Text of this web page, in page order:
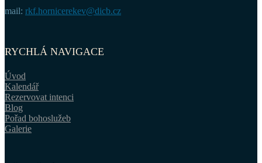
mail: rkf.hornicerekev@dicb.cz
RYCHLÁ NAVIGACE
Úvod
Kalendář
Rezervovat intenci
Blog
Pořad bohoslužeb
Galerie